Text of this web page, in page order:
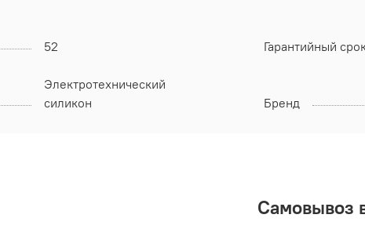
52 Гарантийный
Электротехнический
силикон
Бренд
Самовывоз